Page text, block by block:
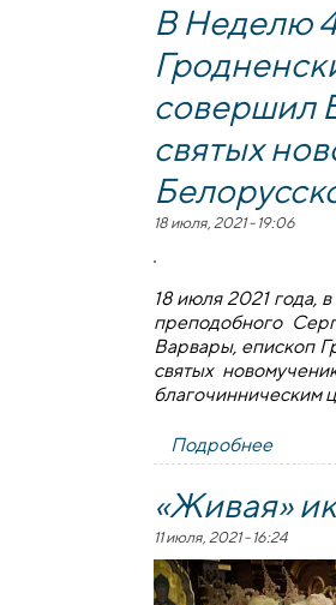
В Неделю
совершил
святых
18 июля, 2021 - 19:06
18 июля 2021 года,
преподобного
Варвары, епископ
святых
благочинническим
Подробнеео В
«Живая»
11 июля, 2021 - 16:24